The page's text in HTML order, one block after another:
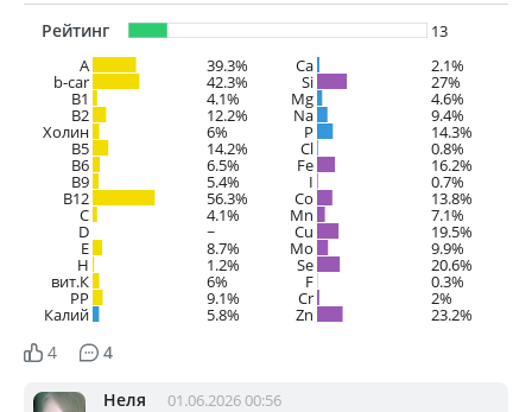
Рейтинг
13
A
39.3%
b-car 42.3%
В1 4.1%
B2 12.2%
Холин 6%
B5 14.2%
B6 6.5%
B9 5.4%
B12 56.3%
C 4.1%
D ~
E 8.7%
H 1.2%
вит.К 6%
PP 9.1%
Калий 5.8%
Ca 2.1%
Si 27%
Mg 4.6%
Na 9.4%
P 14.3%
Cl 0.8%
Fe 16.2%
I 0.7%
Co 13.8%
Mn 7.1%
Cu 19.5%
Mo 9.9%
Se 20.6%
F 0.3%
Cr 2%
Zn 23.2%
4 4
Неля 01.06.2026 00:56